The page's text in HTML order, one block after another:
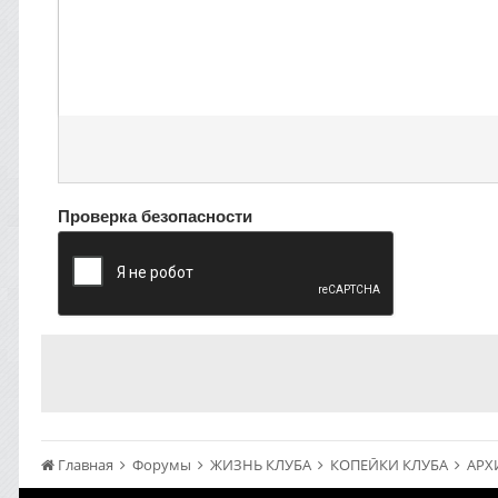
Проверка безопасности
Главная Форумы ЖИЗНЬ КЛУБА КОПЕЙКИ КЛУБА